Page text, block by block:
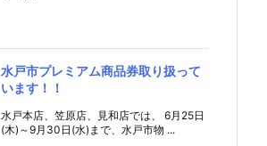
水戸市プレミアム商品券取り扱って
います！！
水戸本店、笠原店、見和店では、 6月25日
(木)～9月30日(水)まで、水戸市物 ...